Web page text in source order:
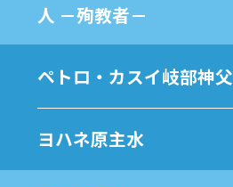
⼈ －殉教者－
ペトロ・カスイ岐部神父
ヨハネ原主水